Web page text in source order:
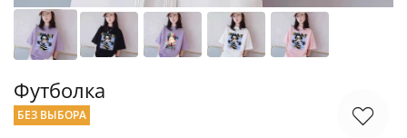
Футболка
БЕЗ ВЫБОРА